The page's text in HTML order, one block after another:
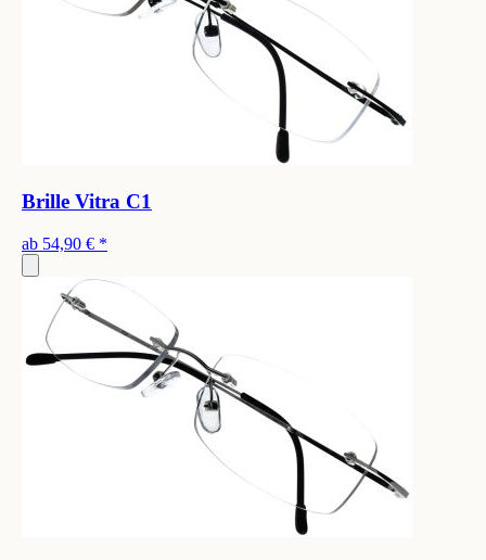
Brille Vitra C1
ab 54,90 € *